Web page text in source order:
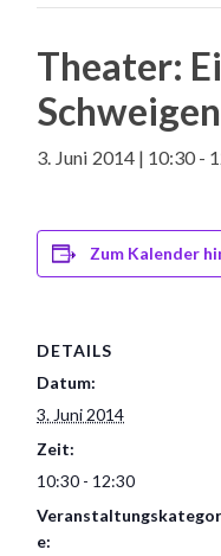
Theater:
Schweigen
3. Juni 2014 | 10:30 -
Zum Kalender
DETAILS
Datum:
3. Juni 2014
Zeit:
10:30 - 12:30
e: